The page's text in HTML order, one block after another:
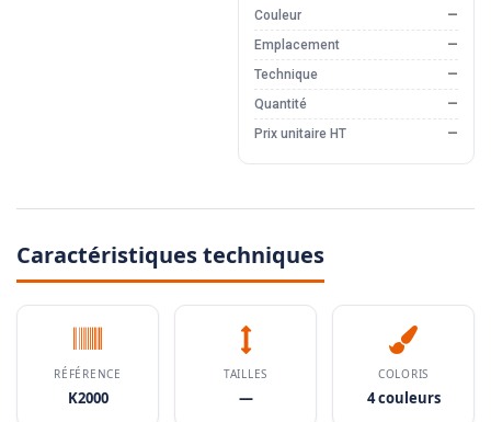
Couleur
—
Emplacement
—
Technique
—
Quantité
—
Prix unitaire HT
—
Caractéristiques techniques
RÉFÉRENCE
K2000
TAILLES
—
COLORIS
4 couleurs